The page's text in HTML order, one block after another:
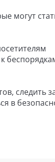
могут
следить
в